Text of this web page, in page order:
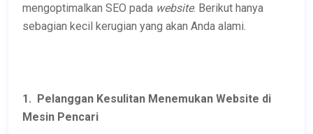
mengoptimalkan SEO pada website. Berikut hanya
sebagian kecil kerugian yang akan Anda alami.
1. Pelanggan Kesulitan Menemukan Website di
Mesin Pencari